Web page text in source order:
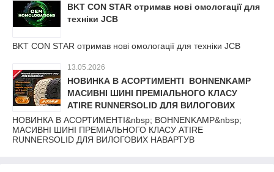
BKT CON STAR отримав нові омологації для
техніки JCB
BKT CON STAR отримав нові омологації для техніки JCB
13.05.2026
НОВИНКА В АСОРТИМЕНТІ BOHNENKAMP
МАСИВНІ ШИНІ ПРЕМІАЛЬНОГО КЛАСУ
ATIRE RUNNERSOLID ДЛЯ ВИЛОГОВИХ
НАВАРТУВ
НОВИНКА В АСОРТИМЕНТІ&nbsp; BOHNENKAMP&nbsp;
МАСИВНІ ШИНІ ПРЕМІАЛЬНОГО КЛАСУ ATIRE
RUNNERSOLID ДЛЯ ВИЛОГОВИХ НАВАРТУВ